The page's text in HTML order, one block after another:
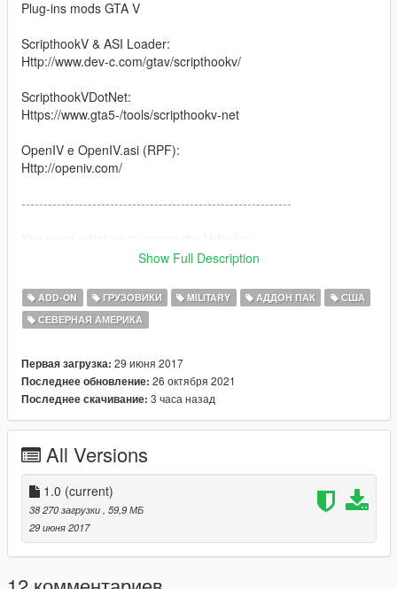
Plug-ins mods GTA V
ScripthookV & ASI Loader:
Http://www.dev-c.com/gtav/scripthookv/
ScripthookVDotNet:
Https://www.gta5-/tools/scripthookv-net
OpenIV e OpenIV.asi (RPF):
Http://openiv.com/
-------------------------------------------------------------
M977 HEMTT Tanker version\m977hl
M977 HEMTT Transport version\m977ht
M939 5-Ton truck\m9395
---------------------------------------------------------
Credit: PANICO TOTAL & SkylineGTRFreak
-----------------------------------------------------------
Attention:
It is not allowed to make any copies of the home folder or any
contents of this package without my permission.
Show Full Description
ADD-ON ГРУЗОВИКИ MILITARY АДДОН ПАК
США
СЕВЕРНАЯ АМЕРИКА
Первая загрузка: 29 июня 2017
Последнее обновление: 26 октября 2021
Последнее скачивание: 3 часа назад
All Versions
1.0 (current)
38 270 загрузки , 59,9 МБ
29 июня 2017